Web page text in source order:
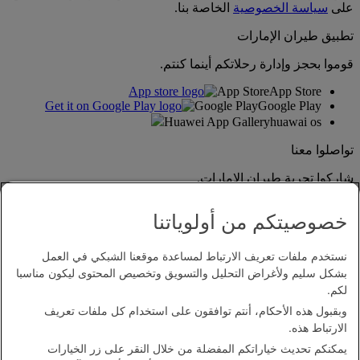
على سياسة الخصوصية الخاصة بنا.
تطبيق طيران الإمارات
قوموا بحجز وإدارة رحلاتكم أينما كنتم.
App StoreApp Store
Google PlayGoogle Play
Huawei App Galleryhuawai os
تواصلوا معنا
شاركوا تجربة طيران الإمارات.
بيان إمكانية الدخول
اتصل بنا
سياسة الخصوصية
خصوصيتكم من أولوياتنا
نستخدم ملفات تعريف الارتباط لمساعدة موقعنا الشبكي في العمل
بشكل سليم ولأغراض التحليل والتسويق وتخصيص المحتوى ليكون مناسبا
لكم.
وبقبول هذه الأحكام، أنتم توافقون على استخدام كل ملفات تعريف
الارتباط هذه.
يمكنكم تحديث خياراتكم المفضلة من خلال النقر على زر الخيارات